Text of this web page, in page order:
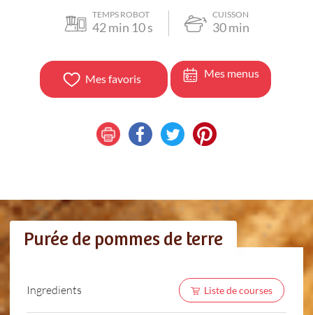
TEMPS ROBOT
42min 10s
CUISSON
30min
Mes favoris Mes menus
Purée de pommes de terre
Ingredients Liste de courses